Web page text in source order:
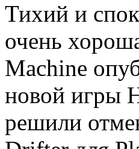
Тихий и
очень
Machine
новой игры
решили